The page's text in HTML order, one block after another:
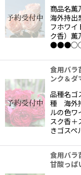
商品名
海外持出
フホワイ
ク香）薫
●●●○○
食用バラ
ンク＆
品種名ゴ
種 海外
ルの色ワ
スク香＋
きゴス
食用バラ
甘酸っぱ